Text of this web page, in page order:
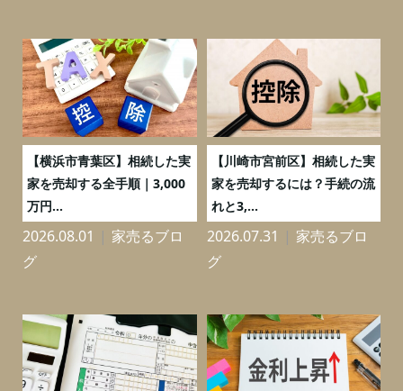
【横浜市青葉区】相続した実
家を売却する全手順｜3,000
万円...
2026.08.01
家売るブロ
グ
【川崎市宮前区】相続した実
家を売却するには？手続の流
れと3,...
2026.07.31
家売るブロ
グ